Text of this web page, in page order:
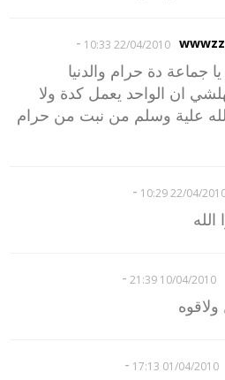
22/04/2010 10:33
-
يا جماعة دة حرام والدنيا
ان الواحد يعمل كدة ولا
علية وسلم من نبت من حرام
22/04/2010
-
الله
10/04/2010 21:39
-
01/04/2010 17:13
-